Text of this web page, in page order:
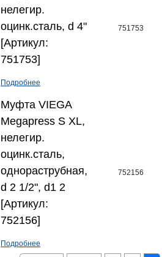
нелегир.
оцинк.сталь, d 4"
[Артикул:
751753]
Подробнее
751753
Муфта VIEGA
Megapress S XL,
нелегир.
оцинк.сталь,
однораструбная,
d 2 1/2", d1 2
[Артикул:
752156]
Подробнее
752156